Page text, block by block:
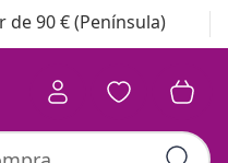
90 € (Península)